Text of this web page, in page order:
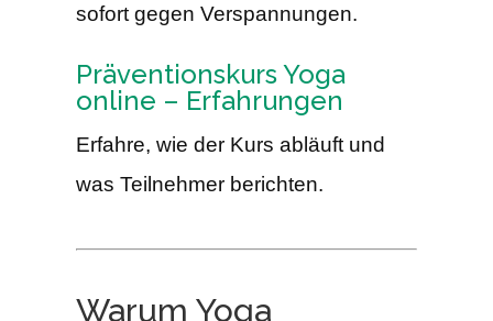
sofort gegen Verspannungen.
Präventionskurs Yoga
online – Erfahrungen
Erfahre, wie der Kurs abläuft und
was Teilnehmer berichten.
Warum Yoga